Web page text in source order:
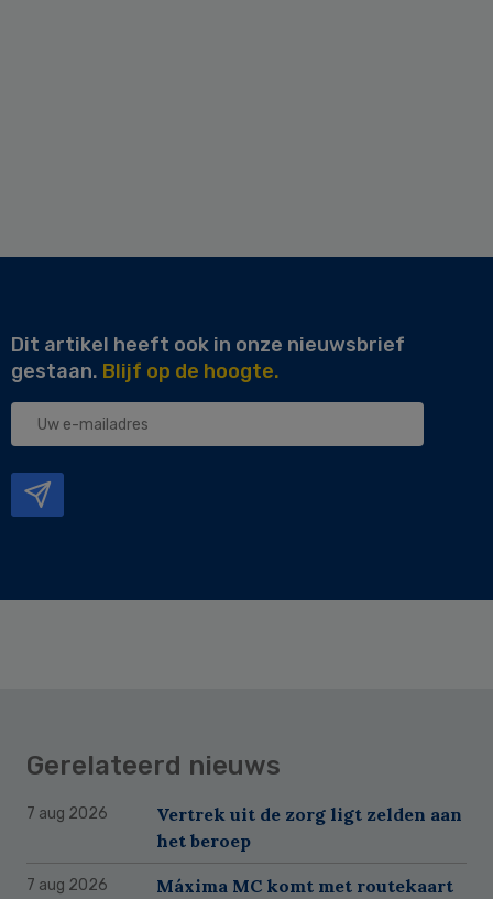
Dit artikel heeft ook in onze nieuwsbrief
gestaan. Blijf op de hoogte.
Uw
Gerelateerd nieuws
7 aug 2026
Vertrek uit de zorg ligt zelden aan
het beroep
7 aug 2026
Máxima MC komt met routekaart